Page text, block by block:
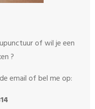
of wil je een
?
email of bel me op: